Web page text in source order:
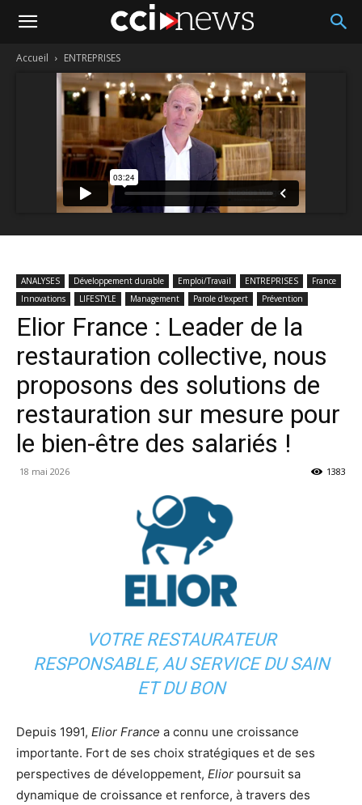
Accueil ENTREPRISES
ANALYSES Développement durable Emploi/Travail ENTREPRISES
France
Innovations
LIFESTYLE Management Parole d'expert Prévention
Elior France : Leader de la
restauration collective, nous
proposons des solutions de
restauration sur mesure pour
le bien-être des salariés !
18 mai 2026 1383
VOTRE RESTAURATEUR
RESPONSABLE, AU SERVICE DU SAIN
ET DU BON
Depuis 1991, Elior France a connu une croissance
importante. Fort de ses choix stratégiques et de ses
perspectives de développement, Elior poursuit sa
dynamique de croissance et renforce, à travers des